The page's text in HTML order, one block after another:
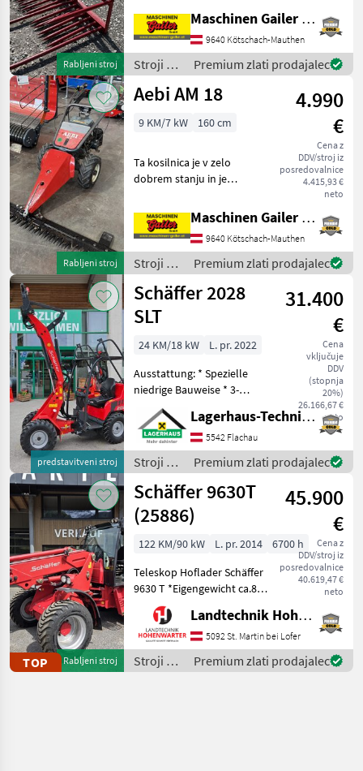
Rabljeni stroj
5 dolgih in 20 kratkih zob,
po 2 zoba na vsaki strani.
Zgrabljalo je mogoče p
Maschinen Gailer GmbH
9640 Kötschach-Mauthen
Stroji z
motorji /
Vogel&Noot
Premium zlati prodajalec
Rabljeni stroj
Aebi AM 18
4.990
€
Cena z
DDV/stroj iz
posredovalnice
4.415,93 €
neto
9 KM/7 kW 160 cm
Ta kosilnica je v zelo
dobrem stanju in je
dolgim kosilnim nosilcem s
stranskim odrezovanjem, 4-
taktnim motorjem MAG-
KUBOTA ter zračnimi kolesi.
Maschinen Gailer GmbH
9640 Kötschach-Mauthen
Stroji z
motorji /
Aebi
Premium zlati prodajalec
predstavitveni stroj
Schäffer 2028
SLT
31.400
€
Cena
vključuje
DDV
(stopnja
20%)
26.166,67 €
neto
24 KM/18 kW
L. pr. 2022
Ausstattung: * Spezielle
niedrige Bauweise * 3-
Zylinder-Dieselmotor
Kubota D1105 18, 5 kW (25
PS) * Hydrostatischer
Allradantrieb mit
automotiver Steuerung *
Be
Lagerhaus-Technik Flachau
5542 Flachau
Stroji z
motorji /
Schäffer
Premium zlati prodajalec
TOP Rabljeni stroj
Schäffer 9630T
(25886)
45.900
€
Cena z
DDV/stroj iz
posredovalnice
40.619,47 €
neto
122 KM/90 kW L. pr. 2014
6700 h
Teleskop Hoflader Schäffer
9630 T *Eigengewicht ca.8 t
*Bereifung 400/55-22, 5
*Kipplast 4200 kg
*Radstand 2.52 m
*Fahrgeschwindigkeit 20
km/h *Wenderadius innen
Landtechnik Hohenwarter GmbH
5092 St. Martin bei Lofer
Stroji z
motorji /
Premium zlati prodajalec